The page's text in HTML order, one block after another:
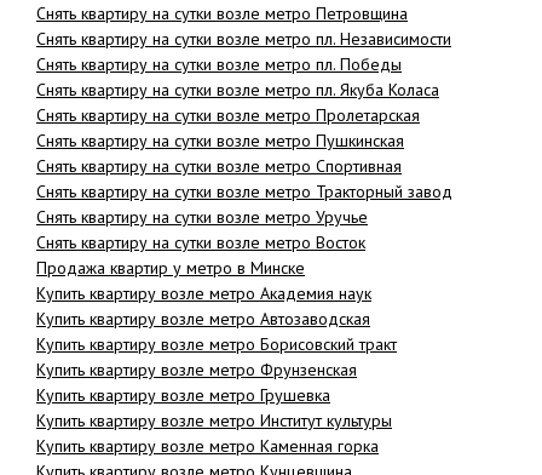
Снять квартиру на сутки возле метро Петровщина
Снять квартиру на сутки возле метро пл. Независимости
Снять квартиру на сутки возле метро пл. Победы
Снять квартиру на сутки возле метро пл. Якуба Коласа
Снять квартиру на сутки возле метро Пролетарская
Снять квартиру на сутки возле метро Пушкинская
Снять квартиру на сутки возле метро Спортивная
Снять квартиру на сутки возле метро Тракторный завод
Снять квартиру на сутки возле метро Уручье
Снять квартиру на сутки возле метро Восток
Продажа квартир у метро в Минске
Купить квартиру возле метро Академия наук
Купить квартиру возле метро Автозаводская
Купить квартиру возле метро Борисовский тракт
Купить квартиру возле метро Фрунзенская
Купить квартиру возле метро Грушевка
Купить квартиру возле метро Институт культуры
Купить квартиру возле метро Каменная горка